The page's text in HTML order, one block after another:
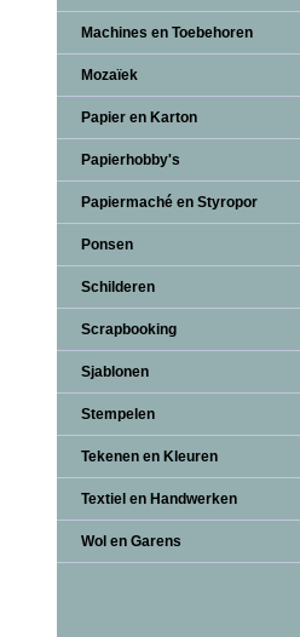
Machines en Toebehoren
Mozaïek
Papier en Karton
Papierhobby's
Papiermaché en Styropor
Ponsen
Schilderen
Scrapbooking
Sjablonen
Stempelen
Tekenen en Kleuren
Textiel en Handwerken
Wol en Garens